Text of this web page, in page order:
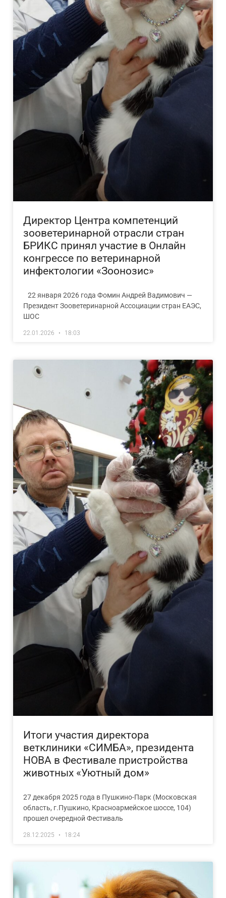
Директор Центра компетенций
зооветеринарной отрасли стран
БРИКС принял участие в Онлайн
конгрессе по ветеринарной
инфектологии «Зоонозис»
22 января 2026 года Фомин Андрей Вадимович —
Президент Зооветеринарной Ассоциации стран ЕАЭС,
ШОС
22.01.2026 18:03
Итоги участия директора
ветклиники «СИМБА», президента
НОВА в Фестивале пристройства
животных «Уютный дом»
27 декабря 2025 года в Пушкино-Парк (Московская
область, г.Пушкино, Красноармейское шоссе, 104)
прошел очередной Фестиваль
28.12.2025 18:24